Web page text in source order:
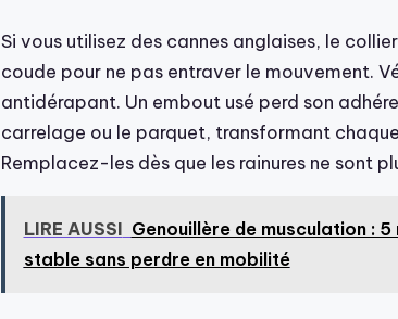
Si vous utilisez des cannes anglaises, le
coude pour ne pas entraver le mouvement.
antidérapant. Un embout usé perd son
carrelage ou le parquet, transformant
Remplacez-les dès que les rainures ne sont
LIRE AUSSI Genouillère de musculation :
stable sans perdre en mobilité